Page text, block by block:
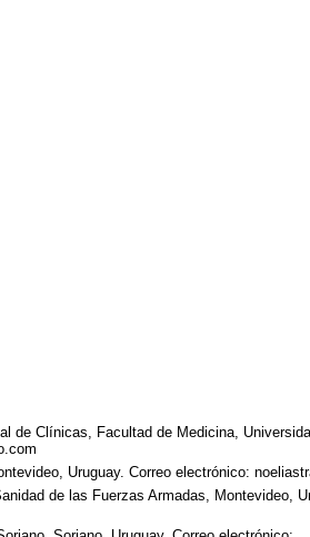
de Clínicas, Facultad de Medicina,
Uruguay. Correo electrónico:
de las Fuerzas Armadas, Montevideo,